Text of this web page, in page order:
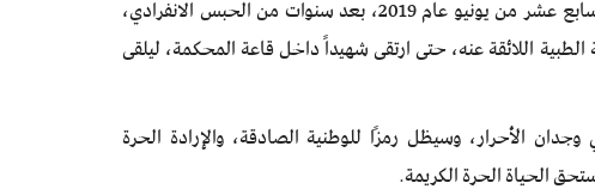
لقد رحل الرئيس الشهيد محمد مرسي فى مثل هذا اليوم السابع عشر من يونيو عام 2019، بعد سنوات من الحبس الانفرادي،
الطبية اللائقة عنه، حتى ارتقى شهيداً داخل قاعة المحكمة، ليلقى
الأحرار، وسيظل رمزًا للوطنية الصادقة، والإرادة الحرة
الحياة الحرة الكريمة.